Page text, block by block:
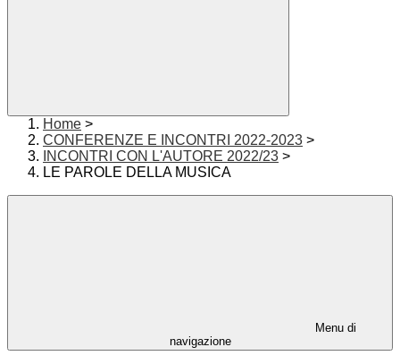
Home >
CONFERENZE E INCONTRI 2022-2023 >
INCONTRI CON L'AUTORE 2022/23 >
LE PAROLE DELLA MUSICA
Menu di
navigazione